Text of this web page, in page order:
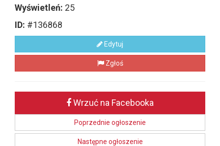
Wyświetleń: 25
ID: #136868
Edytuj
Zgłoś
Wrzuć na Facebooka
Poprzednie ogłoszenie
Następne ogłoszenie